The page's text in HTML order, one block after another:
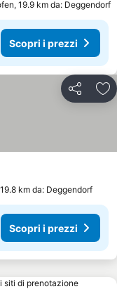
19.9 km da: Deggendorf
Scopri i prezzi
Condividi
km da: Deggendorf
Scopri i prezzi
siti di prenotazione